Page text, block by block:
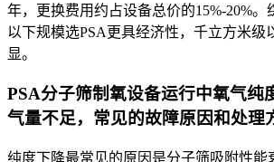
年，更换费用约占设备总价的15%-20%。
以下规模选PSA更具经济性，千立方米级
显。
PSA分子筛制氧设备运行中氧气纯
气量不足，常见的故障原因和处理
纯度下降最常见的原因是分子筛吸附性能